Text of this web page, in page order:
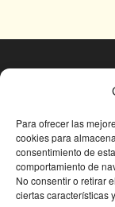
Para ofrecer las
cookies para
consentimiento de
comportamiento de
No consentir o retirar
ciertas características
©
Avda.
Tlf: